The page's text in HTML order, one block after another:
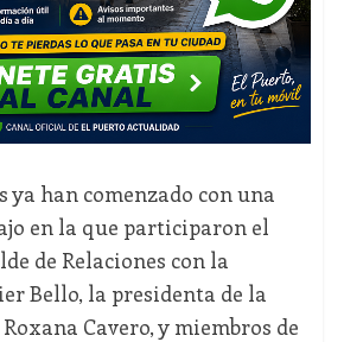
ya han comenzado con una
en la que participaron el
de Relaciones con la
Bello, la presidenta de la
Roxana Cavero, y miembros de